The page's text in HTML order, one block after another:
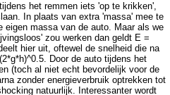
het remmen iets 'op te krikken',
In plaats van extra 'massa' mee te
eigen massa van de auto. Maar als we
zou werken dan geldt E =
hier uit, oftewel de snelheid die na
Door de auto tijdens het
(toch al niet echt bevordelijk voor de
zonder energieverbruik optrekken tot
natuurlijk. Interessanter wordt